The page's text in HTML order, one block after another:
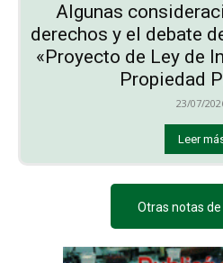
Algunas
derechos y el debate
«Proyecto de Ley de
Propiedad
23/07/
Leer
Otras notas